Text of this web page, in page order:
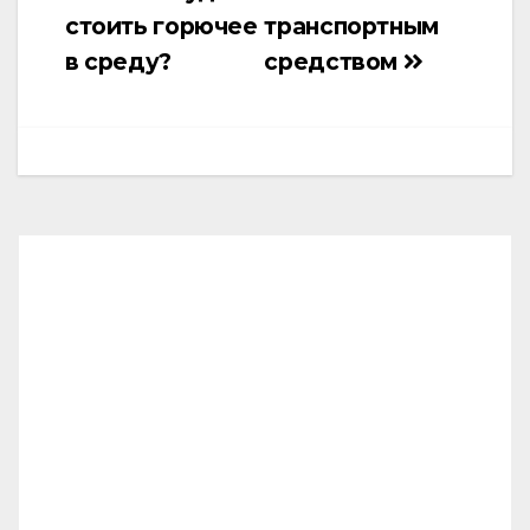
транспортным
средством
стоить горючее
в среду?